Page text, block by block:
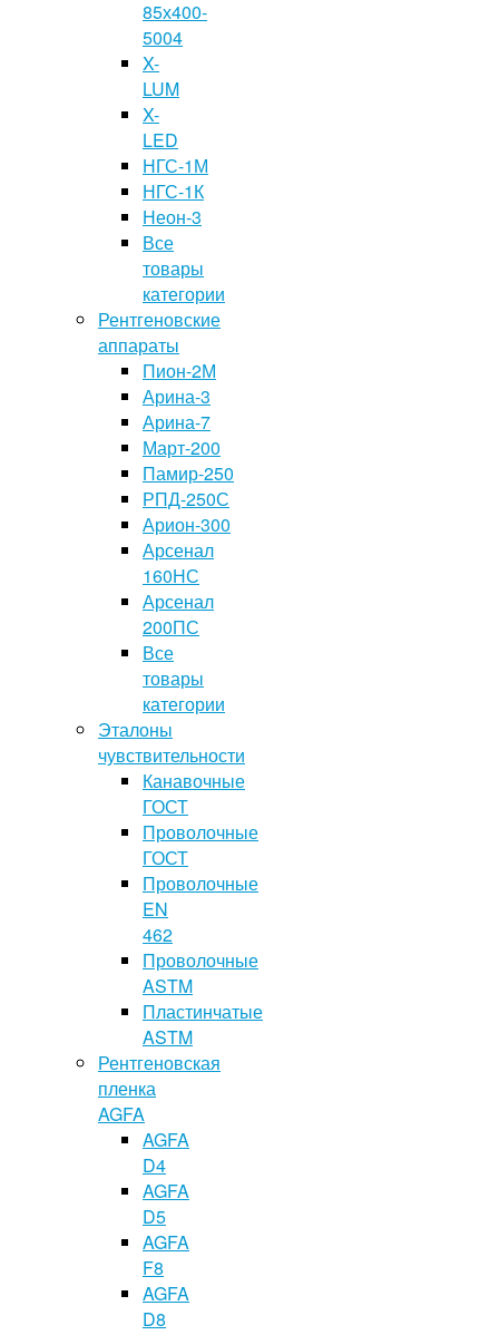
85х400-
5004
X-
LUM
X-
LED
НГС-1М
НГС-1К
Неон-3
Все
товары
категории
Рентгеновские
аппараты
Пион-2М
Арина-3
Арина-7
Март-200
Памир-250
РПД-250С
Арион-300
Арсенал
160НС
Арсенал
200ПС
Все
товары
категории
Эталоны
чувствительности
Канавочные
ГОСТ
Проволочные
ГОСТ
Проволочные
EN
462
Проволочные
ASTM
Пластинчатые
ASTM
Рентгеновская
пленка
AGFA
AGFA
D4
AGFA
D5
AGFA
F8
AGFA
D8